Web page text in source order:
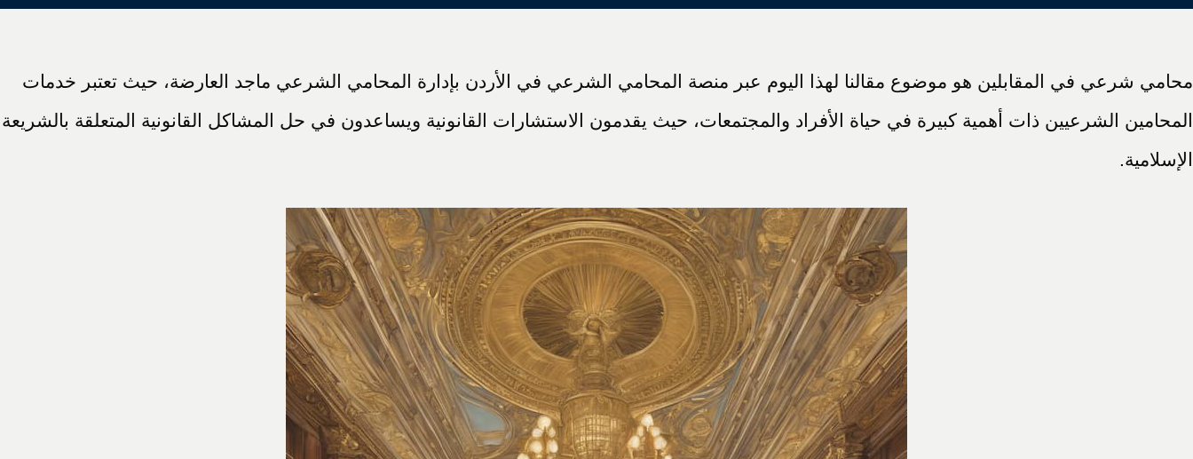
محامي شرعي في المقابلين هو موضوع مقالنا لهذا اليوم عبر منصة المحامي الشرعي في الأردن بإدارة المحامي الشرعي ماجد العارضة، حيث تعتبر خدمات
المحامين الشرعيين ذات أهمية كبيرة في حياة الأفراد والمجتمعات، حيث يقدمون الاستشارات القانونية ويساعدون في حل المشاكل القانونية المتعلقة بالشريعة
الإسلامية.